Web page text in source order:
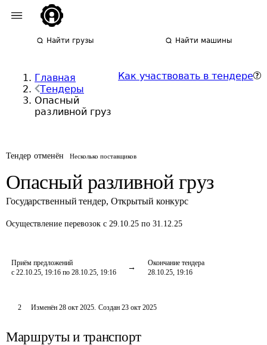
Найти грузы Найти машины
Главная
Тендеры
Опасный
разливной груз
Как участвовать в тендере
Тендер отменён Несколько поставщиков
Опасный разливной груз
Государственный тендер, Открытый конкурс
Осуществление перевозок с 29.10.25 по 31.12.25
Приём предложений
с 22.10.25, 19:16 по 28.10.25, 19:16
Окончание тендера
28.10.25, 19:16
2 Изменён 28 окт 2025. Создан 23 окт 2025
Маршруты и транспорт